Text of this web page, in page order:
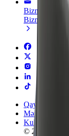
Biznes üçün
Biznesiniz
Qaydalar və
Məxfilik
Kukilər
© 2026 Bolt